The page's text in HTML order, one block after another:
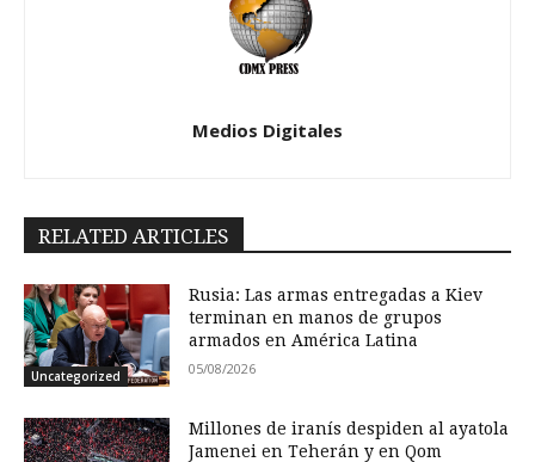
Medios Digitales
RELATED ARTICLES
Uncategorized
Rusia: Las armas entregadas a Kiev
terminan en manos de grupos
armados en América Latina
05/08/2026
Millones de iranís despiden al ayatola
Jamenei en Teherán y en Qom